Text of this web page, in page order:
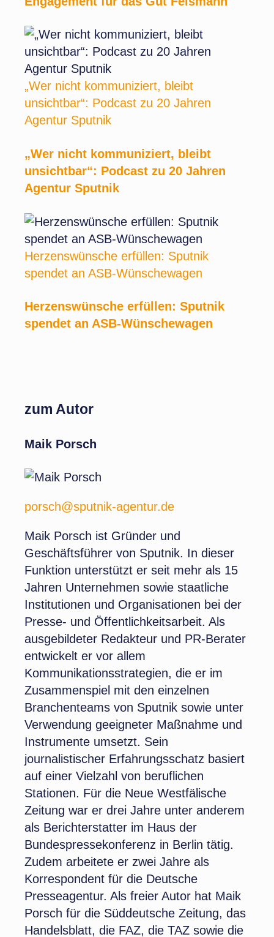
„Wer nicht kommuniziert, bleibt
unsichtbar“: Podcast zu 20 Jahren
Agentur Sputnik
„Wer nicht kommuniziert, bleibt
unsichtbar“: Podcast zu 20 Jahren
Agentur Sputnik
Herzenswünsche erfüllen: Sputnik
spendet an ASB-Wünschewagen
Herzenswünsche erfüllen: Sputnik
spendet an ASB-Wünschewagen
zum Autor
Maik Porsch
porsch@sputnik-agentur.de
Maik Porsch ist Gründer und
Geschäftsführer von Sputnik. In dieser
Funktion unterstützt er seit mehr als 15
Jahren Unternehmen sowie staatliche
Institutionen und Organisationen bei der
Presse- und Öffentlichkeitsarbeit. Als
ausgebildeter Redakteur und PR-Berater
entwickelt er vor allem
Kommunikationsstrategien, die er im
Zusammenspiel mit den einzelnen
Branchenteams von Sputnik sowie unter
Verwendung geeigneter Maßnahme und
Instrumente umsetzt. Sein
journalistischer Erfahrungsschatz basiert
auf einer Vielzahl von beruflichen
Stationen. Für die Neue Westfälische
Zeitung war er drei Jahre unter anderem
als Berichterstatter im Haus der
Bundespressekonferenz in Berlin tätig.
Zudem arbeitete er zwei Jahre als
Korrespondent für die Deutsche
Presseagentur. Als freier Autor hat Maik
Porsch für die Süddeutsche Zeitung, das
Handelsblatt, die FAZ, die TAZ sowie die